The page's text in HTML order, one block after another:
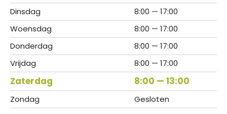
Dinsdag
8:00 — 17:00
Woensdag
8:00 — 17:00
Donderdag
8:00 — 17:00
Vrijdag
8:00 — 17:00
Zaterdag 8:00 — 13:00
Zondag Gesloten